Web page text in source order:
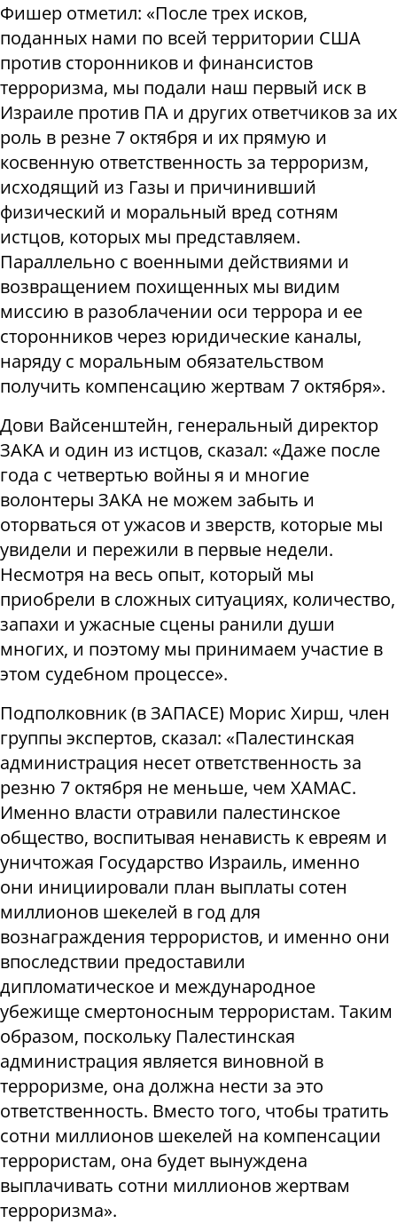
Фишер отметил: «После трех исков,
поданных нами по всей территории США
против сторонников и финансистов
терроризма, мы подали наш первый иск в
Израиле против ПА и других ответчиков за их
роль в резне 7 октября и их прямую и
косвенную ответственность за терроризм,
исходящий из Газы и причинивший
физический и моральный вред сотням
истцов, которых мы представляем.
Параллельно с военными действиями и
возвращением похищенных мы видим
миссию в разоблачении оси террора и ее
сторонников через юридические каналы,
наряду с моральным обязательством
получить компенсацию жертвам 7 октября».
Дови Вайсенштейн, генеральный директор
ЗАКА и один из истцов, сказал: «Даже после
года с четвертью войны я и многие
волонтеры ЗАКА не можем забыть и
оторваться от ужасов и зверств, которые мы
увидели и пережили в первые недели.
Несмотря на весь опыт, который мы
приобрели в сложных ситуациях, количество,
запахи и ужасные сцены ранили души
многих, и поэтому мы принимаем участие в
этом судебном процессе».
Подполковник (в ЗАПАСЕ) Морис Хирш, член
группы экспертов, сказал: «Палестинская
администрация несет ответственность за
резню 7 октября не меньше, чем ХАМАС.
Именно власти отравили палестинское
общество, воспитывая ненависть к евреям и
уничтожая Государство Израиль, именно
они инициировали план выплаты сотен
миллионов шекелей в год для
вознаграждения террористов, и именно они
впоследствии предоставили
дипломатическое и международное
убежище смертоносным террористам. Таким
образом, поскольку Палестинская
администрация является виновной в
терроризме, она должна нести за это
ответственность. Вместо того, чтобы тратить
сотни миллионов шекелей на компенсации
террористам, она будет вынуждена
выплачивать сотни миллионов жертвам
терроризма».